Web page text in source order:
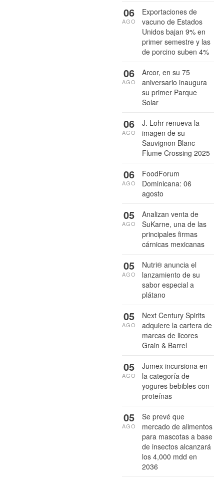
Exportaciones de
vacuno de Estados
Unidos bajan 9% en
primer semestre y las
de porcino suben 4%
06
AGO
Arcor, en su 75
aniversario inaugura
su primer Parque
Solar
06
AGO
J. Lohr renueva la
imagen de su
Sauvignon Blanc
Flume Crossing 2025
06
AGO
FoodForum
Dominicana: 06
agosto
06
AGO
Analizan venta de
SuKarne, una de las
principales firmas
cárnicas mexicanas
05
AGO
Nutri® anuncia el
lanzamiento de su
sabor especial a
plátano
05
AGO
Next Century Spirits
adquiere la cartera de
marcas de licores
Grain & Barrel
05
AGO
Jumex incursiona en
la categoría de
yogures bebibles con
proteínas
05
AGO
Se prevé que
mercado de alimentos
para mascotas a base
de insectos alcanzará
los 4,000 mdd en
2036
05
AGO